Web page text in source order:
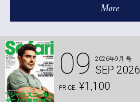
More
09 2026年9月 号
SEP 2026
PRICE. ¥1,100